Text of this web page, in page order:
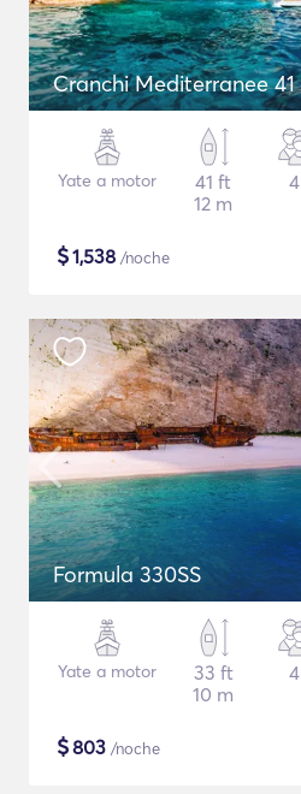
Cranchi Mediterranee 41
Yate a motor
41 ft
12 m
4
$1,538 /noche
Formula 330SS
Yate a motor
33 ft
10 m
4
$803 /noche